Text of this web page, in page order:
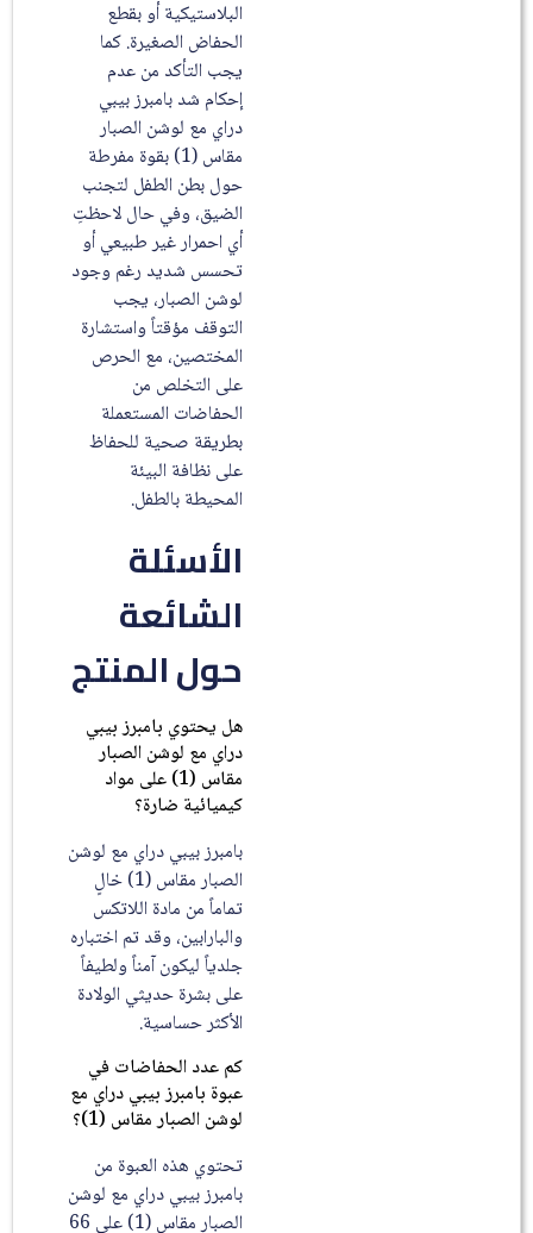
البلاستيكية أو بقطع
الحفاض الصغيرة. كما
يجب التأكد من عدم
إحكام شد بامبرز بيبي
دراي مع لوشن الصبار
مقاس (1) بقوة مفرطة
حول بطن الطفل لتجنب
الضيق، وفي حال لاحظتِ
أي احمرار غير طبيعي أو
تحسس شديد رغم وجود
لوشن الصبار، يجب
التوقف مؤقتاً واستشارة
المختصين، مع الحرص
على التخلص من
الحفاضات المستعملة
بطريقة صحية للحفاظ
على نظافة البيئة
المحيطة بالطفل.
الأسئلة
الشائعة
حول المنتج
هل يحتوي بامبرز بيبي
دراي مع لوشن الصبار
مقاس (1) على مواد
كيميائية ضارة؟
بامبرز بيبي دراي مع لوشن
الصبار مقاس (1) خالٍ
تماماً من مادة اللاتكس
والبارابين، وقد تم اختباره
جلدياً ليكون آمناً ولطيفاً
على بشرة حديثي الولادة
الأكثر حساسية.
كم عدد الحفاضات في
عبوة بامبرز بيبي دراي مع
لوشن الصبار مقاس (1)؟
تحتوي هذه العبوة من
بامبرز بيبي دراي مع لوشن
الصبار مقاس (1) على 66